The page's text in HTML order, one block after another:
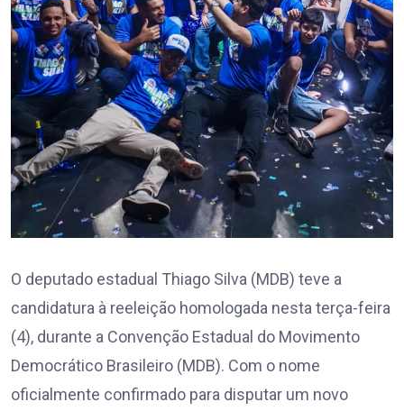
O deputado estadual Thiago Silva (MDB) teve a
candidatura à reeleição homologada nesta terça-feira
(4), durante a Convenção Estadual do Movimento
Democrático Brasileiro (MDB). Com o nome
oficialmente confirmado para disputar um novo